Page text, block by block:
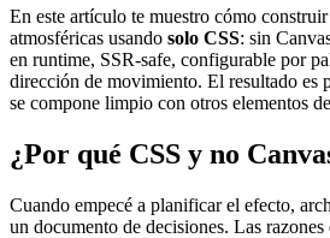
En este artículo te muestro cómo
atmosféricas usando solo CSS: sin
en runtime, SSR-safe, configurable por
dirección de movimiento. El resultado es
se compone limpio con otros elementos
¿Por qué CSS y no
Cuando empecé a planificar el efecto,
un documento de decisiones. Las razones